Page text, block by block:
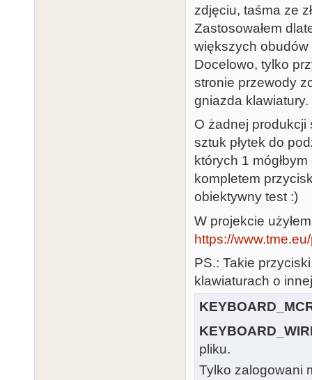
zdjęciu, taśma ze
Zastosowałem
większych
Docelowo, tylko
stronie przewody
gniazda klawiatury.
O żadnej produkcji
sztuk płytek do
których 1
kompletem
obiektywny test :)
W projekcie
https://
PS.: Takie
klawiaturach o
pliku.
Tylko zalogowani